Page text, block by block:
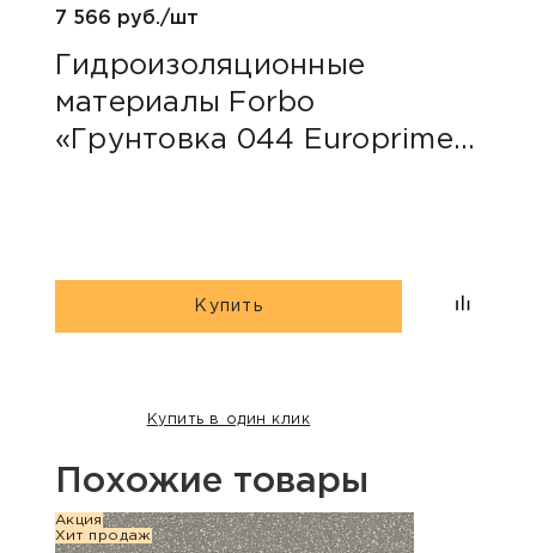
7 566 руб./шт
Гидроизоляционные
материалы Forbo
«Грунтовка 044 Europrimer
Купить
Купить в один клик
Похожие товары
Акция
Хит продаж